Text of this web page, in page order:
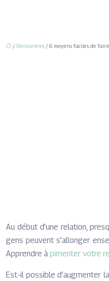
/ Rencontres / 6 moyens faciles de
Au début d’une relation,
gens peuvent s’allonger
Apprendre à pimenter votre
Est-il possible d’augmenter